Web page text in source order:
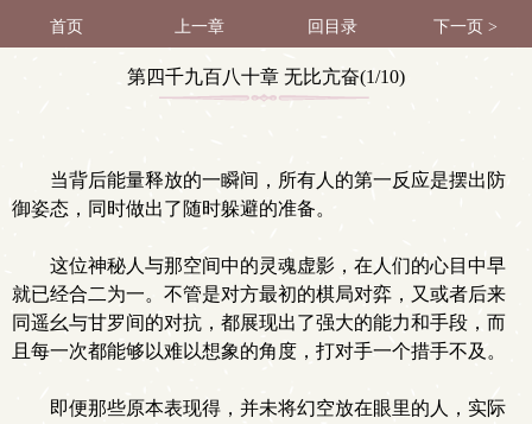
首页 上一章 回目录 下一页 >
第四千九百八十章 无比亢奋(1/10)
当背后能量释放的一瞬间，所有人的第一反应是摆出防
御姿态，同时做出了随时躲避的准备。
这位神秘人与那空间中的灵魂虚影，在人们的心目中早
就已经合二为一。不管是对方最初的棋局对弈，又或者后来
同遥幺与甘罗间的对抗，都展现出了强大的能力和手段，而
且每一次都能够以难以想象的角度，打对手一个措手不及。
即便那些原本表现得，并未将幻空放在眼里的人，实际